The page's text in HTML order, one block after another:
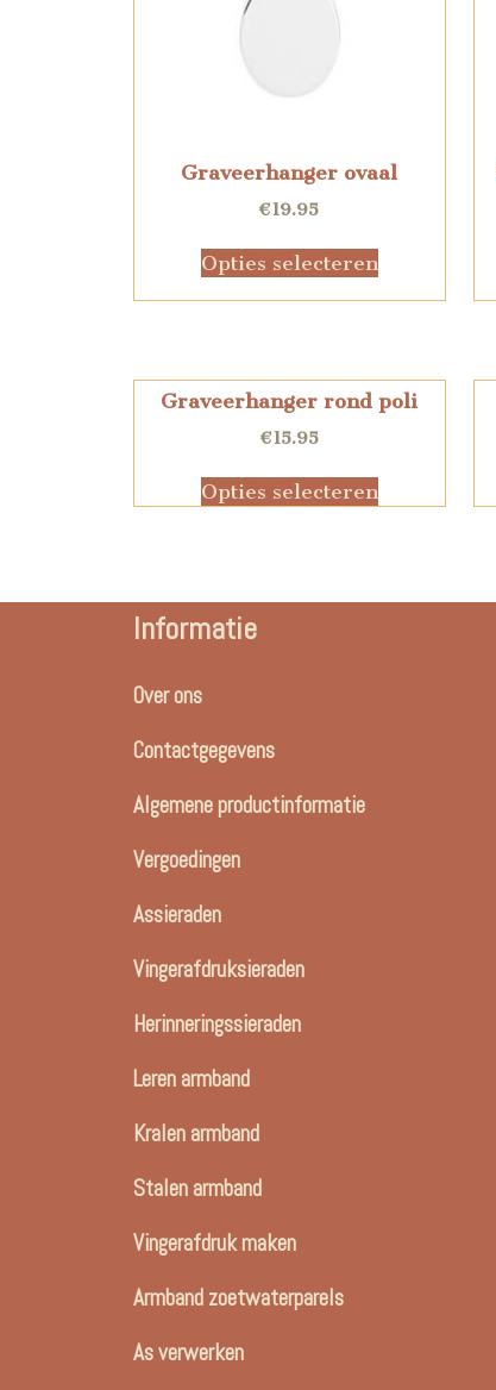
Graveerhanger ovaal
€19.95
Opties selecteren
Graveerhanger rond poli
€15.95
Opties selecteren
Informatie
Over ons
Contactgegevens
Algemene productinformatie
Vergoedingen
Assieraden
Vingerafdruksieraden
Herinneringssieraden
Leren armband
Kralen armband
Stalen armband
Vingerafdruk maken
Armband zoetwaterparels
As verwerken